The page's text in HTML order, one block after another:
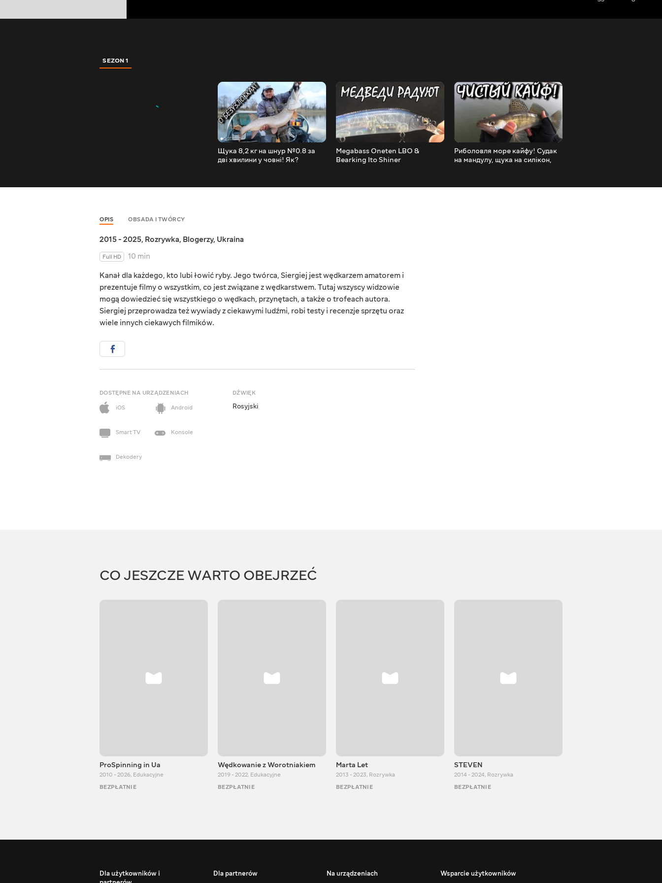
SEZON 1
Щука 8,2 кг на шнур №0.8 за
дві хвилини у човні! Як?
Megabass Oneten LBO &
Bearking Ito Shiner
Риболовля море кайфу! Судак
на мандулу, щука на силікон,
OPIS OBSADA I TWÓRCY
2015 - 2025, Rozrywka, Blogerzy, Ukraina
Full HD
10 min
Kanał dla każdego, kto lubi łowić ryby. Jego twórca, Siergiej jest wędkarzem amatorem i
prezentuje filmy o wszystkim, co jest związane z wędkarstwem. Tutaj wszyscy widzowie
mogą dowiedzieć się wszystkiego o wędkach, przynętach, a także o trofeach autora.
Siergiej przeprowadza też wywiady z ciekawymi ludźmi, robi testy i recenzje sprzętu oraz
wiele innych ciekawych filmików.
DOSTĘPNE NA URZĄDZENIACH
iOS
Android
Smart TV Konsole
Dekodery
DŹWIĘK
Rosyjski
CO JESZCZE WARTO OBEJRZEĆ
ProSpinning in Ua
2010 - 2026, Edukacyjne
BEZPŁATNIE
Wędkowanie z Worotniakiem
2019 - 2022, Edukacyjne
BEZPŁATNIE
Marta Let
2013 - 2023, Rozrywka
BEZPŁATNIE
STEVEN
2014 - 2024, Rozrywka
BEZPŁATNIE
Dla użytkowników i
Dla partnerów Na urządzeniach Wsparcie użytkowników